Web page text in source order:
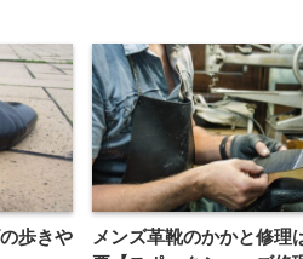
歩きや
メンズ革靴のかかと修理